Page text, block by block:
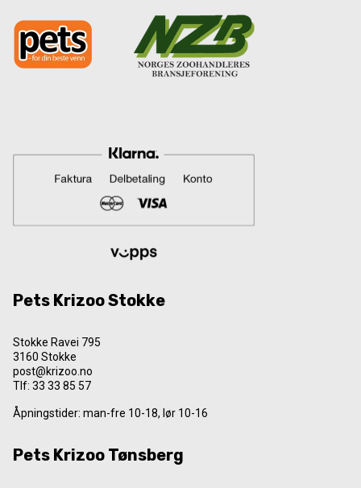
Pets Krizoo Stokke
Stokke Ravei 795
3160 Stokke
post@krizoo.no
Tlf: 33 33 85 57
Åpningstider: man-fre 10-18, lør 10-16
Pets Krizoo Tønsberg